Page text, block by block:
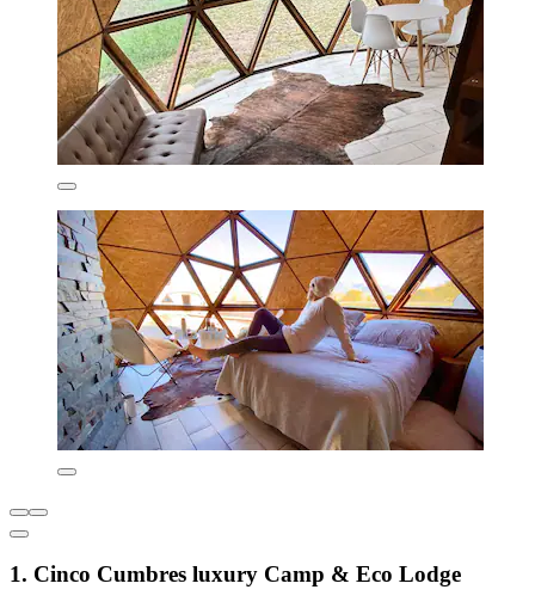
1. Cinco Cumbres luxury Camp & Eco Lodge